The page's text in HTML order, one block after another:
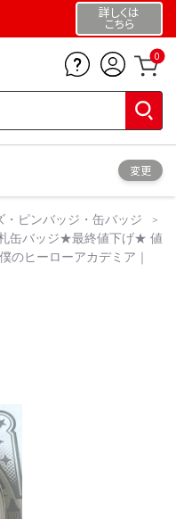
詳しくは
こちら
0
変更
・ピンバッジ・缶バッジ
缶バッジ★最終値下げ★ 値
のヒーローアカデミア｜